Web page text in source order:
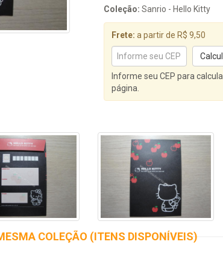
Coleção: Sanrio - Hello Kitty
Frete: a partir de R$ 9,50
Informe seu CEP para
página.
COLEÇÃO (ITENS DISPONÍVEIS)